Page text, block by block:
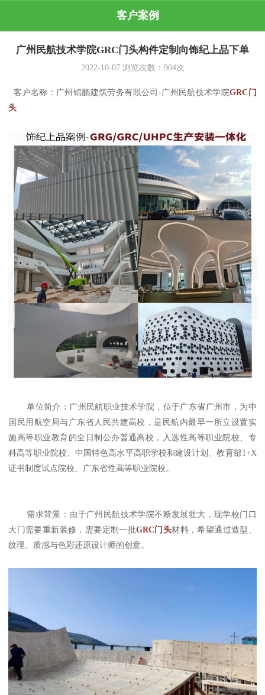
客户案例
广州民航技术学院GRC门头构件定制向饰纪上品下单
2022-10-07浏览次数： 904次
客户名称：广州锦鹏建筑劳务有限公司-广州民航技术学院GRC门
头
单位简介：广州民航职业技术学院，位于广东省广州市，为中
国民用航空局与广东省人民共建高校，是民航内最早一所立设置实
施高等职业教育的全日制公办普通高校，入选性高等职业院校、专
科高等职业院校、中国特色高水平高职学校和建设计划、教育部1+X
证书制度试点院校、广东省性高等职业院校。
需求背景：由于广州民航技术学院不断发展壮大，现学校门口
大门需要重新装修，需要定制一批GRC门头材料，希望通过造型、
纹理、质感与色彩还原设计师的创意。